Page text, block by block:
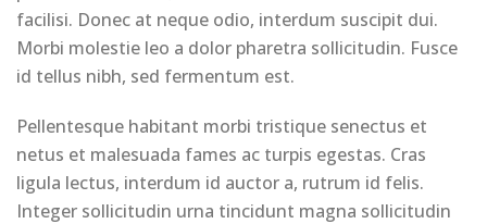
facilisi. Donec at neque odio, interdum suscipit dui.
Morbi molestie leo a dolor pharetra sollicitudin. Fusce
id tellus nibh, sed fermentum est.
Pellentesque habitant morbi tristique senectus et
netus et malesuada fames ac turpis egestas. Cras
ligula lectus, interdum id auctor a, rutrum id felis.
Integer sollicitudin urna tincidunt magna sollicitudin